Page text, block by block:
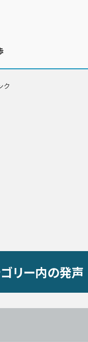
ク
リー内の発声